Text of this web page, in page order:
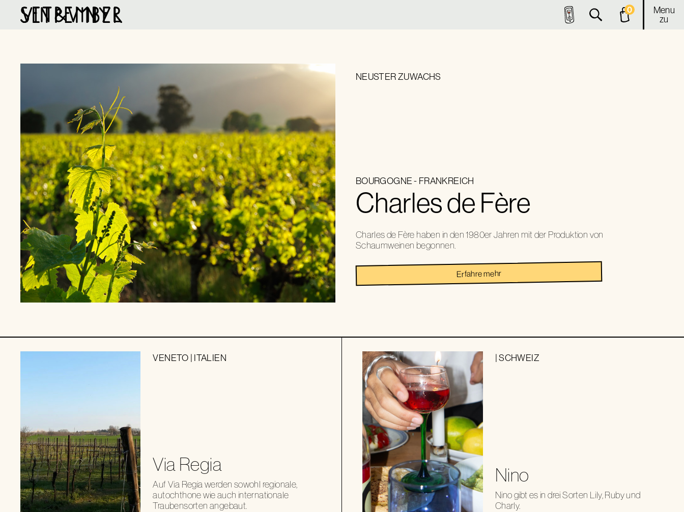
0 Menu
zu
NEUSTER ZUWACHS
BOURGOGNE- FRANKREICH
Charles de Fère
Charles de Fère haben in den 1980er Jahren mit der Produktion von
Schaumweinen begonnen.
Erfahre mehr
VENETO | ITALIEN
Via Regia
Auf Via Regia werden sowohl regionale,
autochthone wie auch internationale
Traubensorten angebaut.
|SCHWEIZ
Nino
Nino gibt es in drei Sorten Lily, Ruby und
Charly.